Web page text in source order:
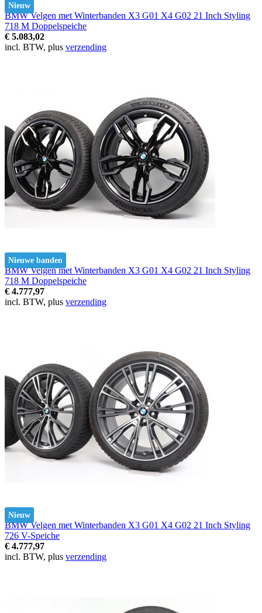
Nieuw
BMW Velgen met Winterbanden X3 G01 X4 G02 21 Inch Styling
718 M Doppelspeiche
€ 5.083,02
incl. BTW, plus verzending
Nieuwe banden
BMW Velgen met Winterbanden X3 G01 X4 G02 21 Inch Styling
718 M Doppelspeiche
€ 4.777,97
incl. BTW, plus verzending
Nieuw
BMW Velgen met Winterbanden X3 G01 X4 G02 21 Inch Styling
726 V-Speiche
€ 4.777,97
incl. BTW, plus verzending